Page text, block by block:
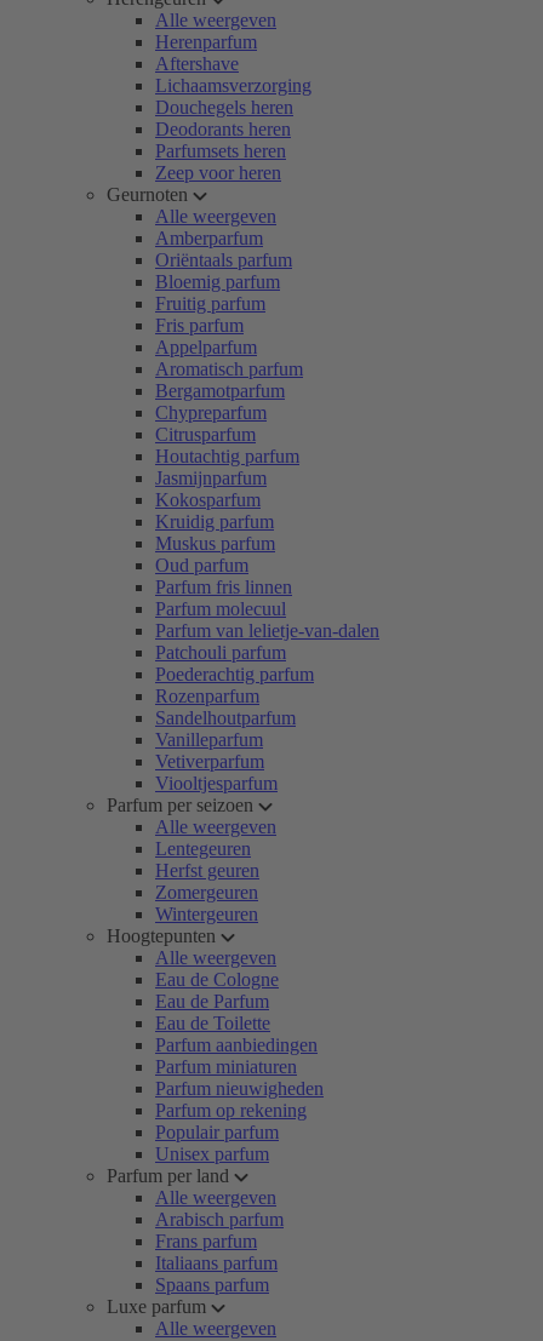
Alle weergeven
Herenparfum
Aftershave
Lichaamsverzorging
Douchegels heren
Deodorants heren
Parfumsets heren
Zeep voor heren
Geurnoten
Alle weergeven
Amberparfum
Oriëntaals parfum
Bloemig parfum
Fruitig parfum
Fris parfum
Appelparfum
Aromatisch parfum
Bergamotparfum
Chypreparfum
Citrusparfum
Houtachtig parfum
Jasmijnparfum
Kokosparfum
Kruidig parfum
Muskus parfum
Oud parfum
Parfum fris linnen
Parfum molecuul
Parfum van lelietje-van-dalen
Patchouli parfum
Poederachtig parfum
Rozenparfum
Sandelhoutparfum
Vanilleparfum
Vetiverparfum
Viooltjesparfum
Parfum per seizoen
Alle weergeven
Lentegeuren
Herfst geuren
Zomergeuren
Wintergeuren
Hoogtepunten
Alle weergeven
Eau de Cologne
Eau de Parfum
Eau de Toilette
Parfum aanbiedingen
Parfum miniaturen
Parfum nieuwigheden
Parfum op rekening
Populair parfum
Unisex parfum
Parfum per land
Alle weergeven
Arabisch parfum
Frans parfum
Italiaans parfum
Spaans parfum
Luxe parfum
Alle weergeven